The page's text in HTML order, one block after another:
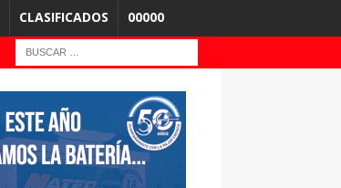
CLASIFICADOS 00000